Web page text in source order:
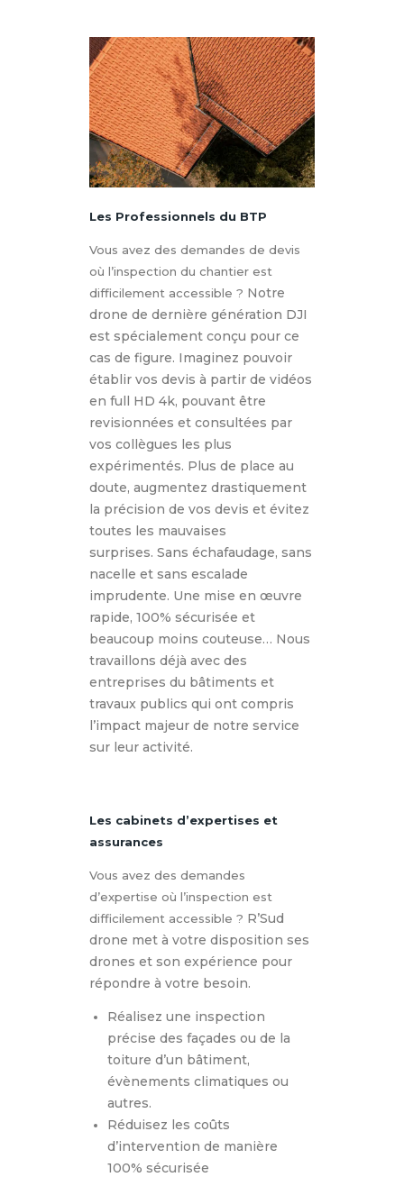
Les Professionnels du BTP
Vous avez des demandes de devis
où l’inspection du chantier est
difficilement accessible ? Notre
drone de dernière génération DJI
est spécialement conçu pour ce
cas de figure. Imaginez pouvoir
établir vos devis à partir de vidéos
en full HD 4k, pouvant être
revisionnées et consultées par
vos collègues les plus
expérimentés. Plus de place au
doute, augmentez drastiquement
la précision de vos devis et évitez
toutes les mauvaises
surprises. Sans échafaudage, sans
nacelle et sans escalade
imprudente. Une mise en œuvre
rapide, 100% sécurisée et
beaucoup moins couteuse… Nous
travaillons déjà avec des
entreprises du bâtiments et
travaux publics qui ont compris
l’impact majeur de notre service
sur leur activité.
Les cabinets d’expertises et
assurances
Vous avez des demandes
d’expertise où l’inspection est
difficilement accessible ? R’Sud
drone met à votre disposition ses
drones et son expérience pour
répondre à votre besoin.
Réalisez une inspection
précise des façades ou de la
toiture d’un bâtiment,
évènements climatiques ou
autres.
Réduisez les coûts
d’intervention de manière
100% sécurisée